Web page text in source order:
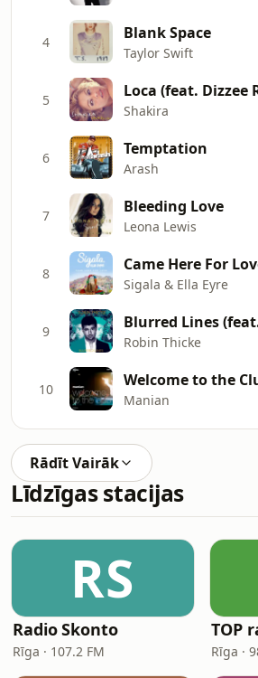
4 Blank Space
Taylor Swift
5 Loca (feat. Dizzee
Shakira
6 Temptation
Arash
7 Bleeding Love
Leona Lewis
8 Came Here For
Sigala & Ella Eyre
9
Robin Thicke
10 Welcome to the
Manian
Rādīt Vairāk
Līdzīgas stacijas
RS
Radio Skonto
Rīga · 107.2 FM
TOP
Rīga ·